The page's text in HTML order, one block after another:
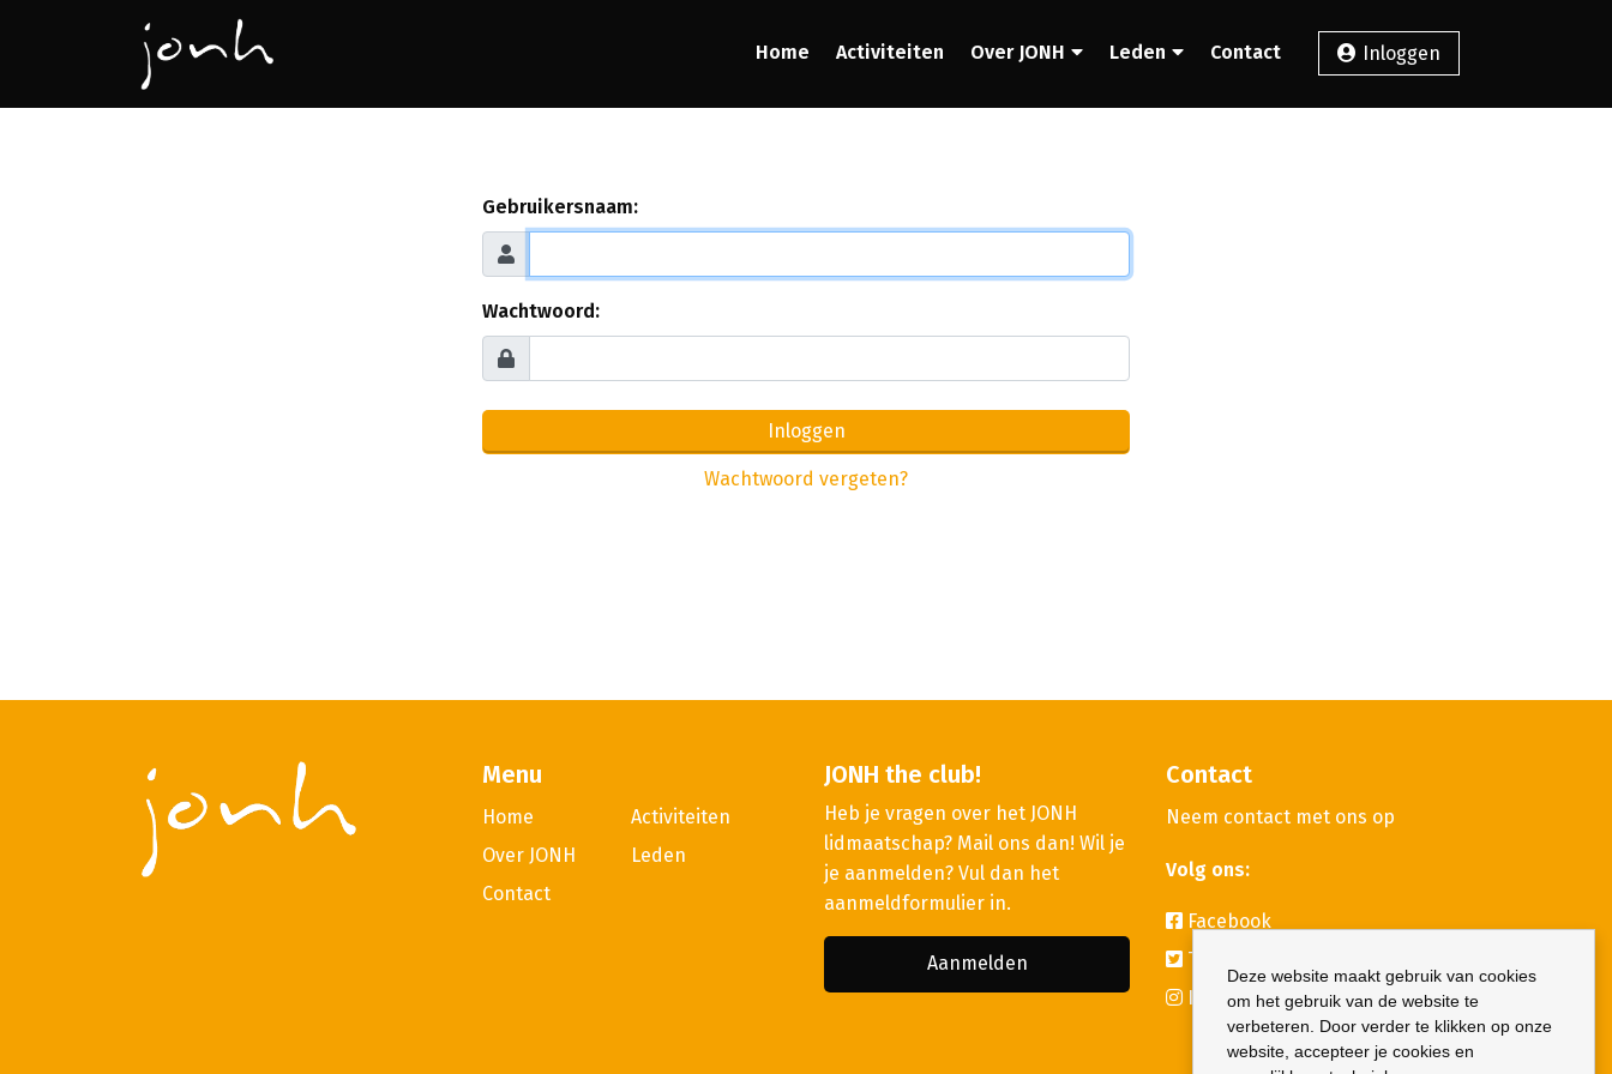
Deze website maakt gebruik van cookies
om het gebruik van de website te
verbeteren. Door verder te klikken op onze
website, accepteer je cookies en
Inloggen
Home Activiteiten Over JONH Leden Contact
Gebruikersnaam:
Wachtwoord:
Inloggen
Wachtwoord vergeten?
Menu
Home
Activiteiten
Over JONH
Leden
Contact
JONH the club!
Heb je vragen over het JONH
lidmaatschap? Mail ons dan! Wil je
je aanmelden? Vul dan het
aanmeldformulier in.
Aanmelden
Contact
Neem contact met ons op
Volg ons:
Facebook
Twitter
Instagram